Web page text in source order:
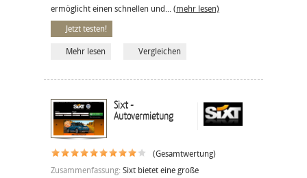
ermöglicht einen schnellen und... (mehr lesen)
Jetzt testen!
Mehr lesen Vergleichen
Sixt -
Autovermietung
(Gesamtwertung)
Zusammenfassung: Sixt bietet eine große